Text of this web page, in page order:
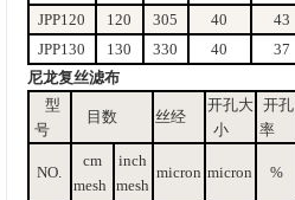
JPP120
120 305 40 43
JPP130
130 330 40 37
尼龙复丝滤布
型
号
目数 丝经
开孔大
小
开孔
率
NO.
cm
mesh
inch
mesh
micron micron %